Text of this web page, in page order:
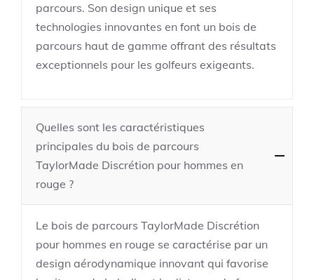
parcours. Son design unique et ses
technologies innovantes en font un bois de
parcours haut de gamme offrant des résultats
exceptionnels pour les golfeurs exigeants.
Quelles sont les caractéristiques
principales du bois de parcours
TaylorMade Discrétion pour hommes en
rouge ?
Le bois de parcours TaylorMade Discrétion
pour hommes en rouge se caractérise par un
design aérodynamique innovant qui favorise